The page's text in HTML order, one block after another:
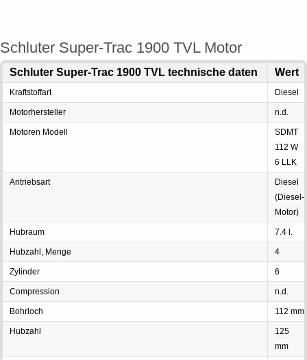
Schluter Super-Trac 1900 TVL Motor
Schluter Super-Trac 1900 TVL technische daten Wert
Kraftstoffart Diesel
Motorhersteller n.d.
Motoren Modell
SDMT
112 W
6 LLK
Antriebsart
Diesel
(Diesel-
Motor)
Hubraum 7.4 l.
Hubzahl, Menge 4
Zylinder 6
Compression n.d.
Bohrloch 112 mm
Hubzahl
125
mm